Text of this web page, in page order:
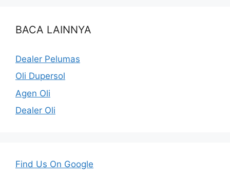
BACA LAINNYA
Dealer Pelumas
Oli Dupersol
Agen Oli
Dealer Oli
Find Us On Google